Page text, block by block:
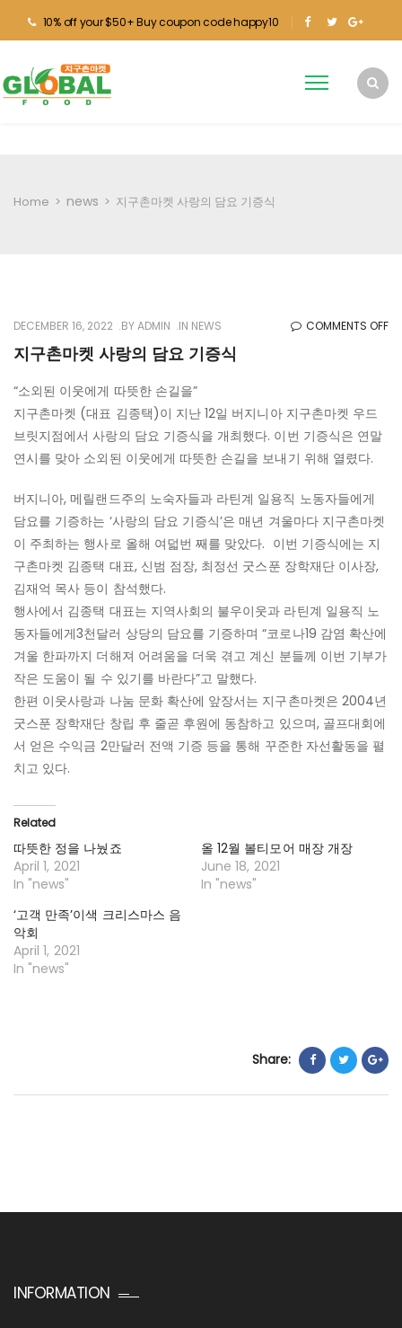
10% off your $50+ Buy coupon code happy10
Home > news > 지구촌마켓 사랑의 담요 기증식
DECEMBER 16, 2022 BYADMIN IN NEWS COMMENTS OFFON
지구촌마켓 사랑의 담요 기증식
“소외된 이웃에게 따뜻한 손길을”
지구촌마켓 (대표 김종택)이 지난 12일 버지니아 지구촌마켓 우드
브릿지점에서 사랑의 담요 기증식을 개최했다. 이번 기증식은 연말
연시를 맞아 소외된 이웃에게 따뜻한 손길을 보내기 위해 열렸다.
버지니아, 메릴랜드주의 노숙자들과 라틴계 일용직 노동자들에게
담요를 기증하는 ‘사랑의 담요 기증식’은 매년 겨울마다 지구촌마켓
이 주최하는 행사로 올해 여덟번 째를 맞았다. 이번 기증식에는 지
구촌마켓 김종택 대표, 신범 점장, 최정선 굿스푼 장학재단 이사장,
김재억 목사 등이 참석했다.
행사에서 김종택 대표는 지역사회의 불우이웃과 라틴계 일용직 노
동자들에게3천달러 상당의 담요를 기증하며 “코로나19 감염 확산에
겨울 한파까지 더해져 어려움을 더욱 겪고 계신 분들께 이번 기부가
작은 도움이 될 수 있기를 바란다”고 말했다.
한편 이웃사랑과 나눔 문화 확산에 앞장서는 지구촌마켓은 2004년
굿스푼 장학재단 창립 후 줄곧 후원에 동참하고 있으며, 골프대회에
서 얻은 수익금 2만달러 전액 기증 등을 통해 꾸준한 자선활동을 펼
치고 있다.
Related
따뜻한 정을 나눴죠
April 1, 2021
In "news"
올 12월 볼티모어 매장 개장
June 18, 2021
In "news"
‘고객 만족’이색 크리스마스 음
악회
April 1, 2021
In "news"
Share:
INFORMATION